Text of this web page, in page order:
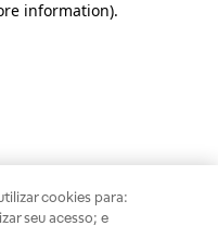
information).
cookies para:
seu acesso; e